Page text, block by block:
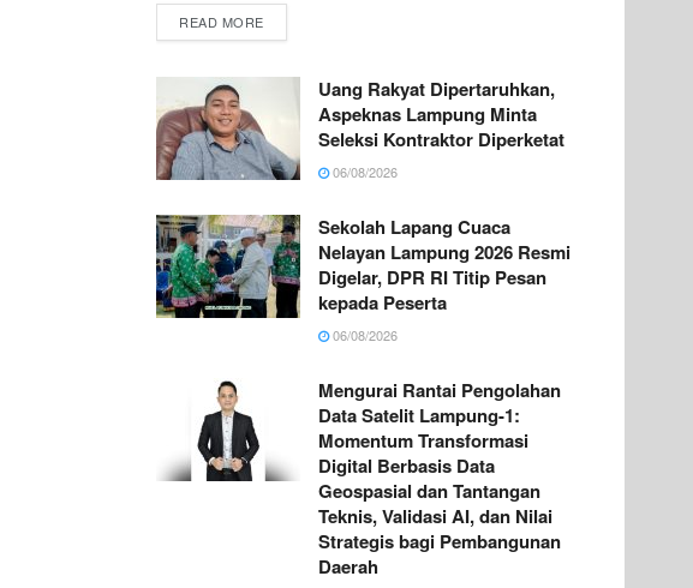
READ MORE
Uang Rakyat Dipertaruhkan,
Aspeknas Lampung Minta
Seleksi Kontraktor Diperketat
06/08/2026
Sekolah Lapang Cuaca
Nelayan Lampung 2026 Resmi
Digelar, DPR RI Titip Pesan
kepada Peserta
06/08/2026
Mengurai Rantai Pengolahan
Data Satelit Lampung-1:
Momentum Transformasi
Digital Berbasis Data
Geospasial dan Tantangan
Teknis, Validasi AI, dan Nilai
Strategis bagi Pembangunan
Daerah